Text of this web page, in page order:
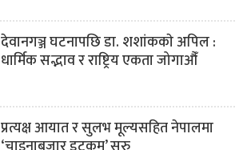
देवानगञ्ज घटनापछि डा. शशांककाे अपिल :
धार्मिक सद्भाव र राष्ट्रिय एकता जोगाऔँ
प्रत्यक्ष आयात र सुलभ मूल्यसहित नेपालमा